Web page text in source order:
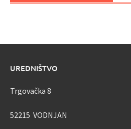
UREDNIŠTVO
Trgovačka 8
52215 VODNJAN